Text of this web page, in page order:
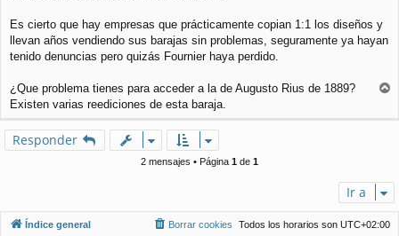
Es cierto que hay empresas que prácticamente copian 1:1 los diseños y
llevan años vendiendo sus barajas sin problemas, seguramente ya hayan
tenido denuncias pero quizás Fournier haya perdido.
¿Que problema tienes para acceder a la de Augusto Rius de 1889?
Existen varias reediciones de esta baraja.
Responder
2 mensajes • Página 1 de 1
Ir a
Índice general Todos los horarios son UTC+02:00
Borrar cookies